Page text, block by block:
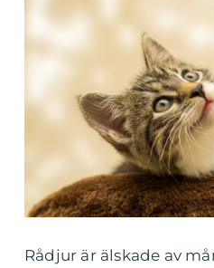
Rådjur är älskade av